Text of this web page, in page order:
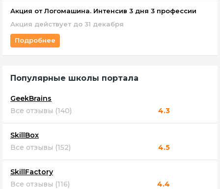
Акция от Логомашина. Интенсив 3 дня 3 профессии
Акция действует до 31 декабря
Подробнее
Популярные школы портала
GeekBrains
Все отзывы (140)
4.3
SkillBox
Все отзывы (152)
4.5
SkillFactory
Все отзывы (116)
4.4